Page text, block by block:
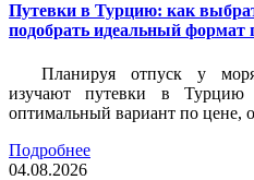
Путевки в Турцию: как
подобрать идеальный формат
Планируя отпуск у
изучают путевки в
оптимальный вариант по цене,
Подробнее
04.08.2026